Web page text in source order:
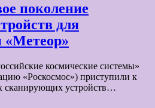
поколение
для
«Метеор»
космические системы»
«Роскосмос») приступили к
сканирующих устройств…